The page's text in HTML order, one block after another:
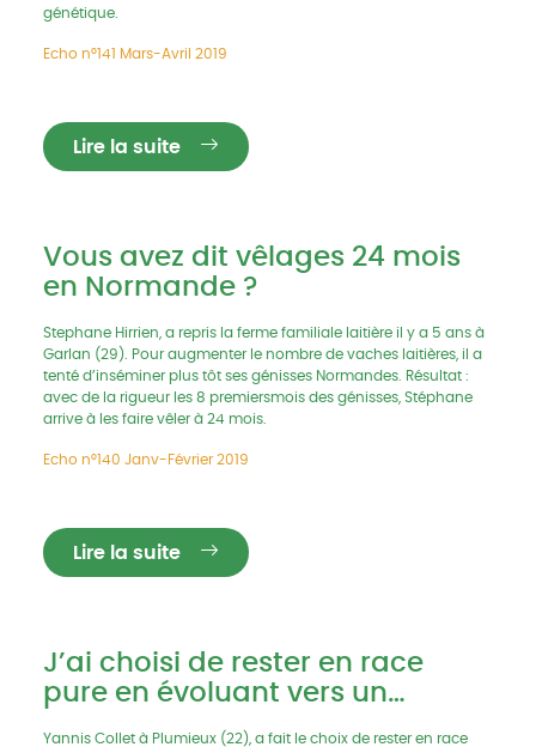
génétique.
Echo n°141 Mars-Avril 2019
Lire la suite
Vous avez dit vêlages 24 mois
en Normande ?
Stephane Hirrien, a repris la ferme familiale laitière il y a 5 ans à
Garlan (29). Pour augmenter le nombre de vaches laitières, il a
tenté d’inséminer plus tôt ses génisses Normandes. Résultat :
avec de la rigueur les 8 premiersmois des génisses, Stéphane
arrive à les faire vêler à 24 mois.
Echo n°140 Janv-Février 2019
Lire la suite
J’ai choisi de rester en race
pure en évoluant vers un
système herbager
Yannis Collet à Plumieux (22), a fait le choix de rester en race